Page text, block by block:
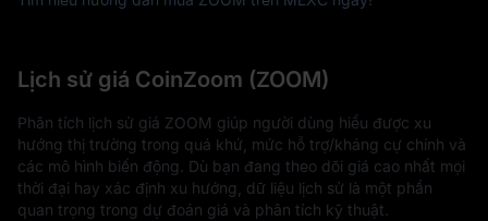
Lịch sử giá CoinZoom (ZOOM)
Phân tích lịch sử giá ZOOM giúp người dùng hiểu được xu
hướng thị trường trong quá khứ, mức hỗ trợ/kháng cự chính và
các mô hình biến động. Dù bạn đang theo dõi giá cao nhất mọi
thời đại hay xác định xu hướng, dữ liệu lịch sử là một phần
quan trọng trong dự đoán giá và phân tích kỹ thuật.